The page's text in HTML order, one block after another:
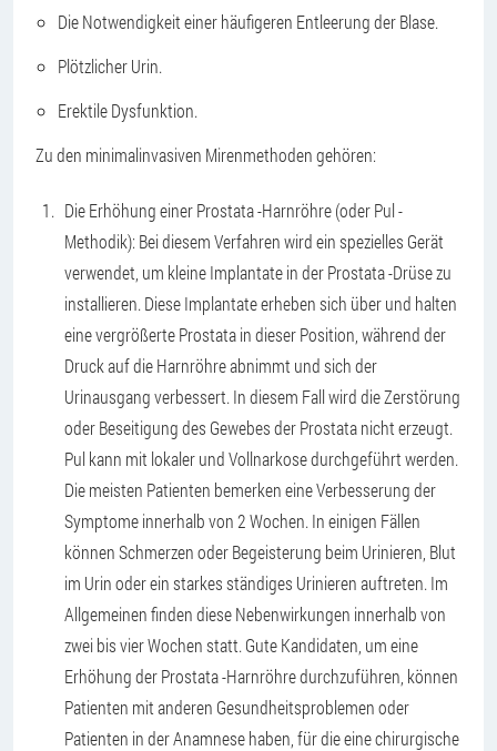
Die Notwendigkeit einer häufigeren Entleerung der Blase.
Plötzlicher Urin.
Erektile Dysfunktion.
Zu den minimalinvasiven Mirenmethoden gehören:
Die Erhöhung einer Prostata -Harnröhre (oder Pul -
Methodik): Bei diesem Verfahren wird ein spezielles Gerät
verwendet, um kleine Implantate in der Prostata -Drüse zu
installieren. Diese Implantate erheben sich über und halten
eine vergrößerte Prostata in dieser Position, während der
Druck auf die Harnröhre abnimmt und sich der
Urinausgang verbessert. In diesem Fall wird die Zerstörung
oder Beseitigung des Gewebes der Prostata nicht erzeugt.
Pul kann mit lokaler und Vollnarkose durchgeführt werden.
Die meisten Patienten bemerken eine Verbesserung der
Symptome innerhalb von 2 Wochen. In einigen Fällen
können Schmerzen oder Begeisterung beim Urinieren, Blut
im Urin oder ein starkes ständiges Urinieren auftreten. Im
Allgemeinen finden diese Nebenwirkungen innerhalb von
zwei bis vier Wochen statt. Gute Kandidaten, um eine
Erhöhung der Prostata -Harnröhre durchzuführen, können
Patienten mit anderen Gesundheitsproblemen oder
Patienten in der Anamnese haben, für die eine chirurgische